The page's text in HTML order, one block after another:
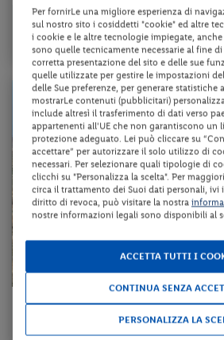
Check-in
dal 03/09/26
al 12/11/26
Turchia - Izmir - Pergamo - Istanbul - Ankara -
TOUR IL FASCINO DELLA TURCHIA
Per fornirLe una migliore esperienza di
sul nostro sito i cosiddetti "cookie" ed altre
i cookie e le altre tecnologie impiegate,
sono quelle tecnicamente necessarie al fine
corretta presentazione del sito e delle sue
quelle utilizzate per gestire le impostazioni
delle Sue preferenze, per generare statistiche
mostrarLe contenuti (pubblicitari)
include altresì il trasferimento di dati verso
appartenenti all'UE che non garantiscono un
protezione adeguato. Lei può cliccare su
accettare” per autorizzare il solo utilizzo di
necessari. Per selezionare quali tipologie di
clicchi su "Personalizza la scelta". Per
circa il trattamento dei Suoi dati personali, ivi
diritto di revoca, può visitare la nostra
nostre informazioni legali sono disponibili al
ACCETTA TUTTI I
CONTINUA SENZA
PERSONALIZZA LA